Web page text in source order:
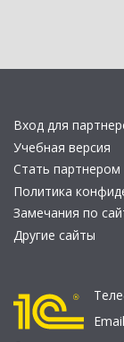
Вход для
Учебная версия
Стать партнером
Политика
Замечания по
Другие сайты